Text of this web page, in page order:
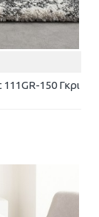
150 Γκρι